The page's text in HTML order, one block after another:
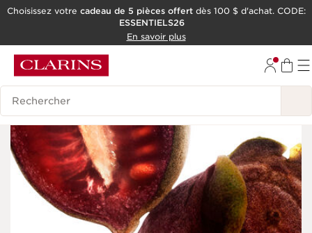
ALLER AU CONTENU
OUTIL D'ACCESSIBILITÉ
Choisissez votre cadeau de 5 pièces offertdès 100 $ d'achat. CODE:
ESSENTIELS26
En savoir plus
Historique des recherches